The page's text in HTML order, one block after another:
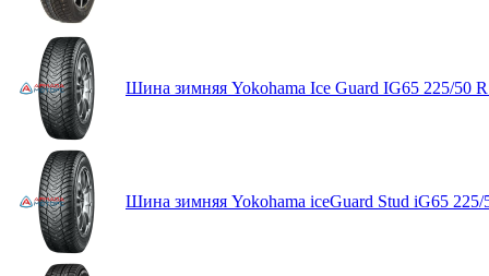
Шина зимняя Yokohama Ice Guard IG65 225/50
Шина зимняя Yokohama iceGuard Stud iG65 225/